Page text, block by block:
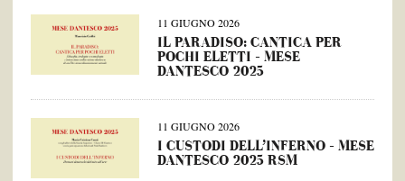
11 GIUGNO 2026
IL PARADISO: CANTICA PER
POCHI ELETTI – MESE
DANTESCO 2025
11 GIUGNO 2026
I CUSTODI DELL’INFERNO – MESE
DANTESCO 2025 RSM